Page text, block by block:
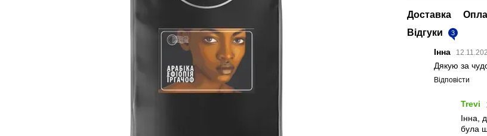
Доставка
Відгуки
3
Інна
Дякую за
Відповісти
Trevi
Інна,
була